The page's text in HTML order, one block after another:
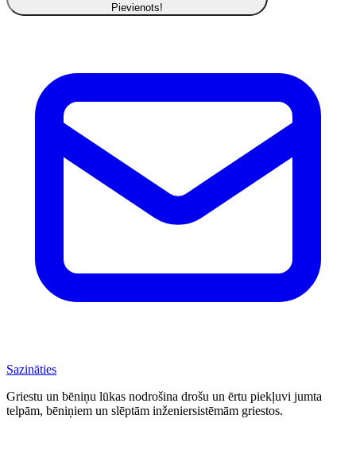
Pievienots!
Sazināties
Griestu un bēniņu lūkas nodrošina drošu un ērtu piekļuvi jumta
telpām, bēniņiem un slēptām inženiersistēmām griestos.